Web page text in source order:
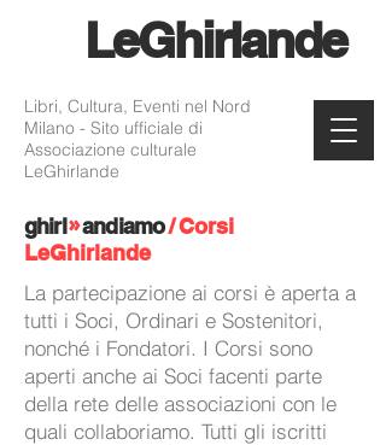
LeGhirlande
Libri, Cultura, Eventi nel Nord
Milano - Sito ufficiale di
Associazione culturale
LeGhirlande
ghirl»andiamo/Corsi
LeGhirlande
La partecipazione ai corsi è aperta a
tutti i Soci, Ordinari e Sostenitori,
nonché i Fondatori. I Corsi sono
aperti anche ai Soci facenti parte
della rete delle associazioni con le
quali collaboriamo. Tutti gli iscritti